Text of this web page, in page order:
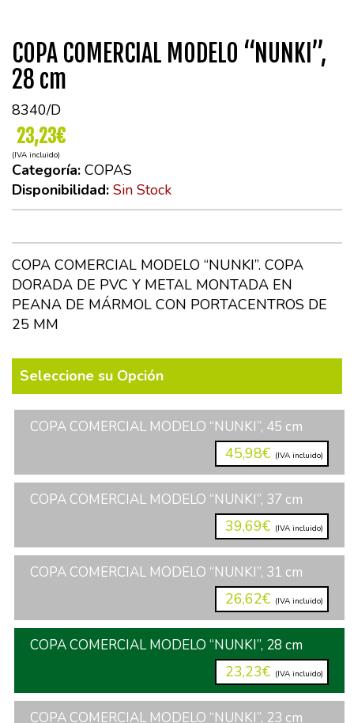
COPA COMERCIAL MODELO “NUNKI”,
28 cm
8340/D
23,23€
(IVA incluido)
Categoría: COPAS
Disponibilidad: Sin Stock
COPA COMERCIAL MODELO “NUNKI”. COPA
DORADA DE PVC Y METAL MONTADA EN
PEANA DE MÁRMOL CON PORTACENTROS DE
25 MM
Seleccione su Opción
COPA COMERCIAL MODELO “NUNKI”, 45 cm
45,98€ (IVA incluido)
COPA COMERCIAL MODELO “NUNKI”, 37 cm
39,69€ (IVA incluido)
COPA COMERCIAL MODELO “NUNKI”, 31 cm
26,62€ (IVA incluido)
COPA COMERCIAL MODELO “NUNKI”, 28 cm
23,23€ (IVA incluido)
COPA COMERCIAL MODELO “NUNKI”, 23 cm